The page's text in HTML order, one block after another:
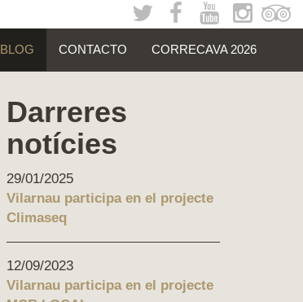
BLOG CONTACTO CORRECAVA 2026
Darreres
notícies
29/01/2025
Vilarnau participa en el projecte
Climaseq
12/09/2023
Vilarnau participa en el projecte